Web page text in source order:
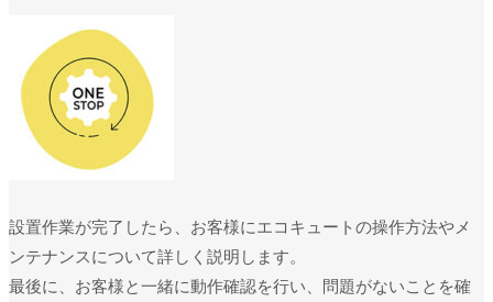
設置作業が完了したら、お客様にエコキュートの操作方法やメ
ンテナンスについて詳しく説明します。
最後に、お客様と一緒に動作確認を行い、問題がないことを確